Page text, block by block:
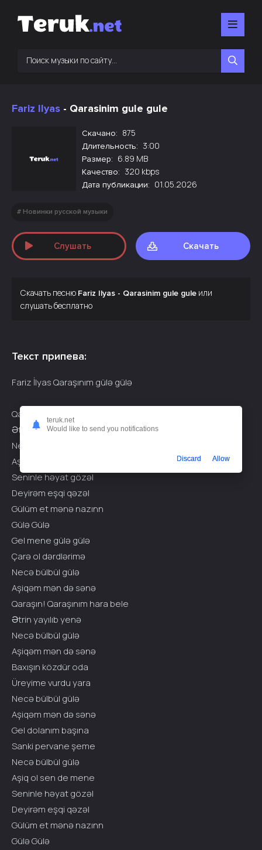
Fariz Ilyas - Qarasinim gule gule
Скачано: 875
Длительность: 3:00
Размер: 6.89 MB
Качество: 320 kbps
Дата публикации: 01.05.2026
Новинки русской музыки
Слушать Скачать
Скачать песню Fariz Ilyas - Qarasinim gule gule или
слушать бесплатно
Текст припева:
Fariz İlyas Qaraşınım gülə gülə
Qaraşınım hara bele
Ətrin yayılıb şəhərə
Necə bülbül gülə
Aşiqəm mən də sənə
Seninle həyat gözəl
Deyirəm eşqi qəzəl
Gülüm et mənə nazınn
Gülə Gülə
Gel mene gülə gülə
Çarə ol dərdlərimə
Necə bülbül gülə
Aşiqəm mən də sənə
Qaraşın! Qaraşınım hara bele
Ətrin yayılıb yenə
Necə bülbül gülə
Aşiqəm mən də sənə
Baxışın közdür oda
Üreyime vurdu yara
Necə bülbül gülə
Aşiqəm mən də sənə
Gel dolanım başına
Sanki pervane şeme
Necə bülbül gülə
Aşiq ol sen de mene
Seninle həyat gözəl
Deyirəm eşqi qəzəl
Gülüm et mənə nazınn
Gülə Gülə
teruk.net
Would like to send you notifications
Discard Allow